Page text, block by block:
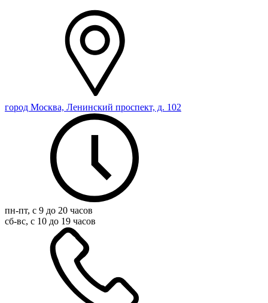
город Москва, Ленинский проспект, д. 102
пн-пт, с 9 до 20 часов
сб-вс, с 10 до 19 часов